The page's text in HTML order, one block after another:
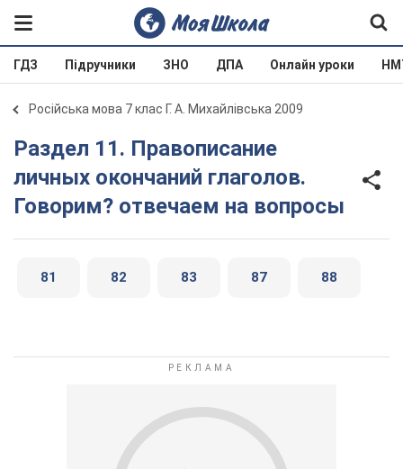
ГДЗ Підручники ЗНО ДПА Онлайн уроки
Російська мова 7 клас Г. А. Михайлівська 2009
Раздел 11. Правописание
личных окончаний глаголов.
Говорим? отвечаем на вопросы
81 82 83 87 88